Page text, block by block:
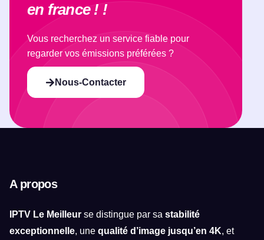
en france ! !
Vous recherchez un service fiable pour
regarder vos émissions préférées ?
Nous-Contacter
A propos
IPTV Le Meilleur se distingue par sa stabilité
exceptionnelle, une qualité d’image jusqu’en 4K, et